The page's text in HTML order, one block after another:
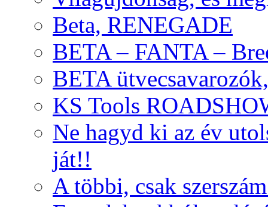
Beta, RENEGADE
BETA – FANTA –
BETA
KS Tools
Ne hagyd ki az év
ját!!
A többi, csak